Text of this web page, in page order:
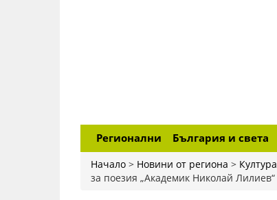
Регионални България и света
Начало > Новини от региона > Култура
за поезия „Академик Николай Лилиев“